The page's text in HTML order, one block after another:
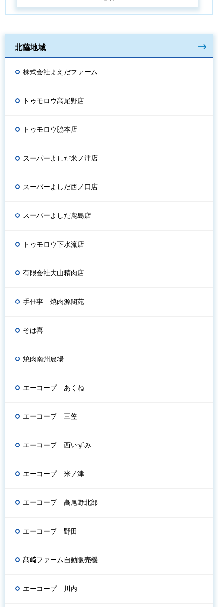
北薩地域
株式会社まえだファーム
トゥモロウ高尾野店
トゥモロウ脇本店
スーパーよしだ米ノ津店
スーパーよしだ西ノ口店
スーパーよしだ鹿島店
トゥモロウ下水流店
有限会社大山精肉店
手仕事 焼肉源閣苑
そば喜
焼肉南州農場
エーコープ あくね
エーコープ 三笠
エーコープ 西いずみ
エーコープ 米ノ津
エーコープ 高尾野北部
エーコープ 野田
髙﨑ファーム自動販売機
エーコープ 川内